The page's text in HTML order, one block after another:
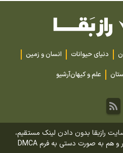
دنیای حیوانات
انسان و زمین
علم و کیهانآرشیو
رازبقا بدون دادن لینک مستقیم،
محتوای شما هم به صورت خودکار و هم به صورت دستی به فرم DMCA